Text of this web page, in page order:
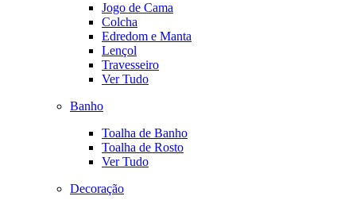
Jogo de Cama
Colcha
Edredom e Manta
Lençol
Travesseiro
Ver Tudo
Banho
Toalha de Banho
Toalha de Rosto
Ver Tudo
Decoração